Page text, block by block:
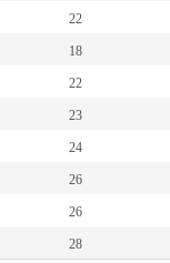
22
18
22
23
24
26
26
28